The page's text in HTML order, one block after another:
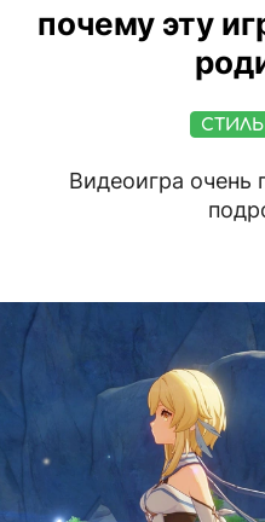
почему эту
Видеоигра очень